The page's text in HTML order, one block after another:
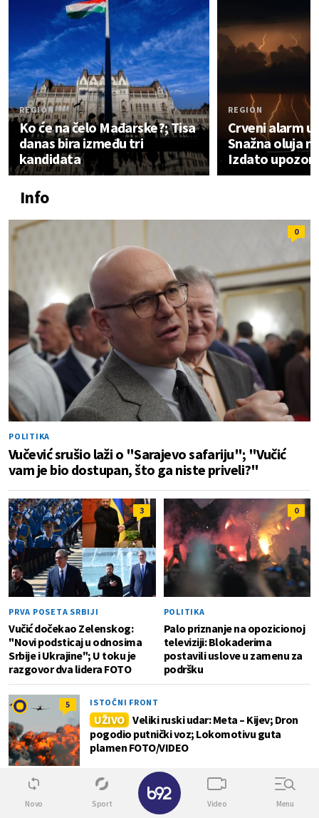
REGION
Ko će na čelo Mađarske?; Tisa
danas bira između tri
kandidata
REGION
Crveni alarm u
Snažna oluja
Izdato
Info
0
POLITIKA
Vučević srušio laži o "Sarajevo safariju"; "Vučić
vam je bio dostupan, što ga niste priveli?"
3
PRVA POSETA SRBIJI
Vučić dočekao Zelenskog:
"Novi podsticaj u odnosima
Srbije i Ukrajine"; U toku je
razgovor dva lidera FOTO
0
POLITIKA
Palo priznanje na opozicionoj
televiziji: Blokaderima
postavili uslove u zamenu za
podršku
5 ISTOČNI FRONT
UŽIVO Veliki ruski udar: Meta – Kijev; Dron
pogodio putnički voz; Lokomotivu guta
plamen FOTO/VIDEO
SVET
Novi bilans migrantske tragedije: 141 osoba
Novo Sport Video Menu
✕